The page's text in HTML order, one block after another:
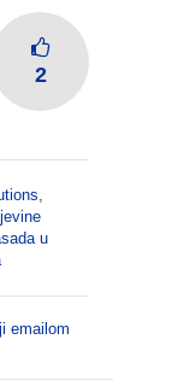
2
,
u
emailom